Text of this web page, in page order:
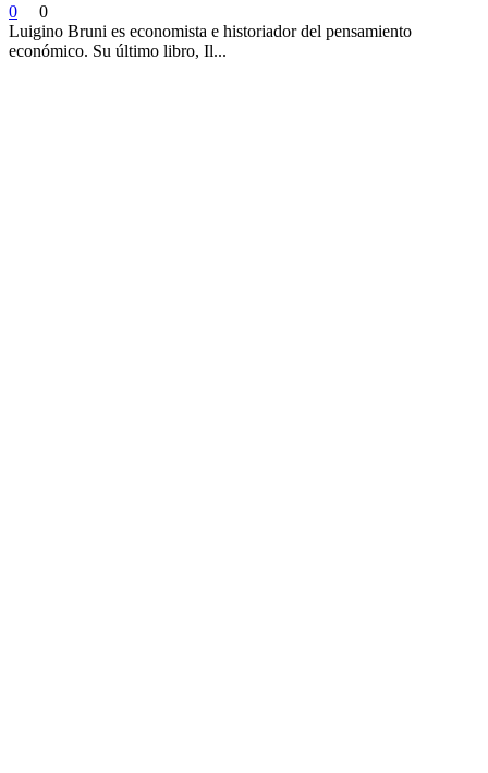
0
0
Luigino Bruni es economista e historiador del pensamiento
económico. Su último libro, Il...